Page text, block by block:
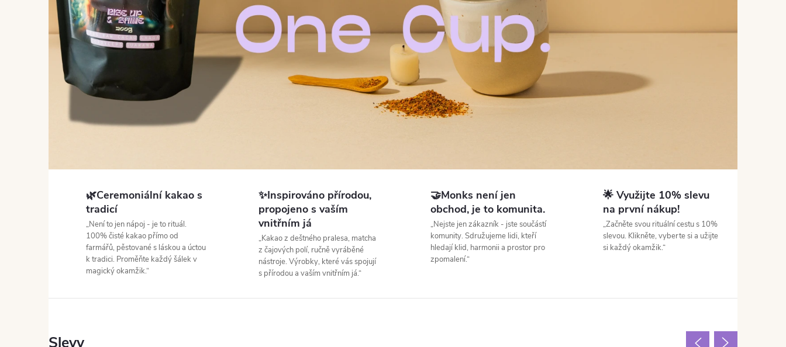
🌿Ceremoniální kakao s
tradicí
„Není to jen nápoj - je to rituál.
100% čisté kakao přímo od
farmářů, pěstované s láskou a úctou
k tradici. Proměňte každý šálek v
magický okamžik.“
✨Inspirováno přírodou,
propojeno s vaším
vnitřním já
„Kakao z deštného pralesa, matcha
z čajových polí, ručně vyráběné
nástroje. Výrobky, které vás spojují
s přírodou a vaším vnitřním já.“
🤝Monks není jen
obchod, je to komunita.
„Nejste jen zákazník - jste součástí
komunity. Sdružujeme lidi, kteří
hledají klid, harmonii a prostor pro
zpomalení.“
🌟 Využijte 10% slevu
na první nákup!
„Začněte svou rituální cestu s 10%
slevou. Klikněte, vyberte si a užijte
si každý okamžik.“
Slevy